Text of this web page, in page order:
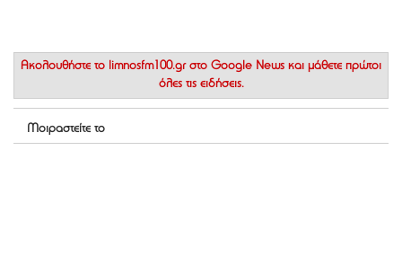
Ακολουθήστε το limnosfm100.gr στο Google News και μάθετε πρώτοι
όλες τις ειδήσεις.
Μοιραστείτε το